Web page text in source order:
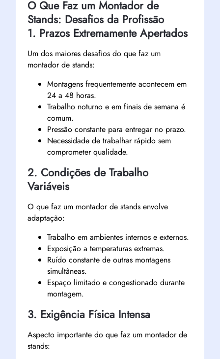
O Que Faz um Montador de
Stands: Desafios da Profissão
1. Prazos Extremamente Apertados
Um dos maiores desafios do que faz um
montador de stands:
Montagens frequentemente acontecem em
24 a 48 horas.
Trabalho noturno e em finais de semana é
comum.
Pressão constante para entregar no prazo.
Necessidade de trabalhar rápido sem
comprometer qualidade.
2. Condições de Trabalho
Variáveis
O que faz um montador de stands envolve
adaptação:
Trabalho em ambientes internos e externos.
Exposição a temperaturas extremas.
Ruído constante de outras montagens
simultâneas.
Espaço limitado e congestionado durante
montagem.
3. Exigência Física Intensa
Aspecto importante do que faz um montador de
stands: